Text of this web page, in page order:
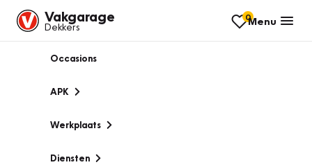
Vakgarage
Dekkers
0Menu
Occasions
APK
Werkplaats
Diensten